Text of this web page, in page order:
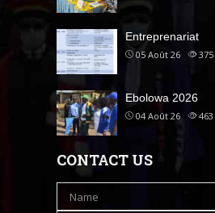
Entreprenariat
05 Août 26 375
Ebolowa 2026
04 Août 26 463
CONTACT US